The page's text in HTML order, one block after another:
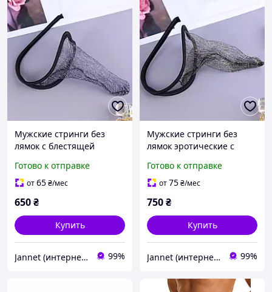
Мужские стринги без
лямок с блестящей
Готово к отправке
от65₴/мес
650₴
Купить
Jannet (интернет-магазин) 99%
Мужские стринги без
лямок эротические с
size черный
Готово к отправке
от75₴/мес
750₴
Купить
Jannet (интернет-магазин) 99%